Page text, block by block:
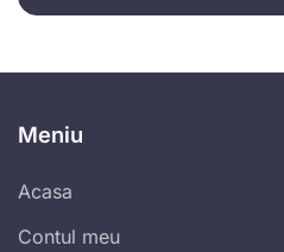
Meniu
Acasa
Contul meu